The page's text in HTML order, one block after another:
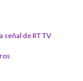
señal de RT TV